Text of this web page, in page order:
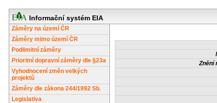
Informační systém EIA
Záměry na území ČR
Záměry mimo území ČR
Podlimitní záměry
Prioritní dopravní záměry dle §23a
Vyhodnocení změn velkých
projektů
Záměry dle zákona 244/1992 Sb.
Legislativa
Znění